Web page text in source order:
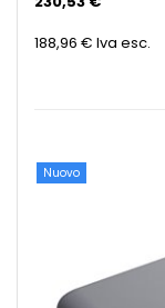
188,96 € Iva esc.
Nuovo